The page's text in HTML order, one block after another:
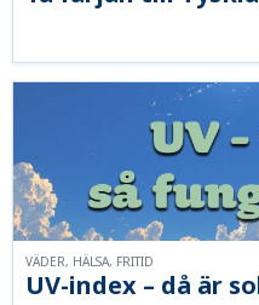
UV-index – då är
VÄDER, HÄLSA, FRITID